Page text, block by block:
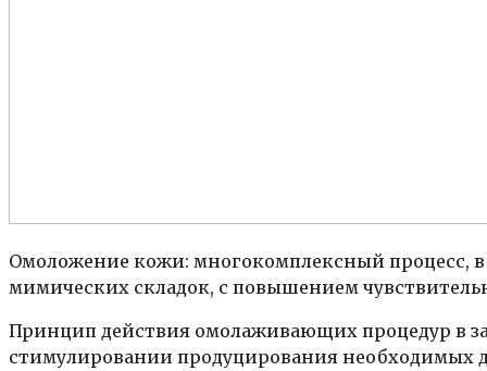
Омоложение кожи: многокомплексный процесс,
мимических складок, с повышением
Принцип действия омолаживающих процедур в
стимулировании продуцирования необходимых